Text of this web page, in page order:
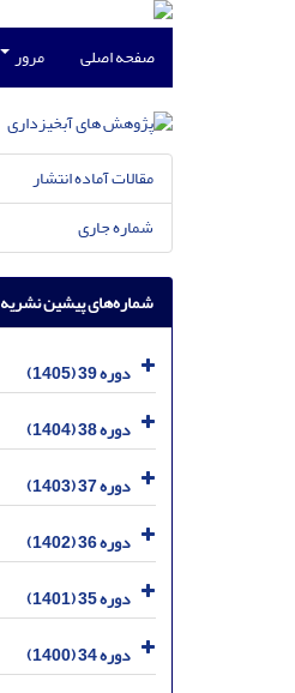
صفحه اصلی مرور
مقالات آماده انتشار
شماره جاری
شماره‌های پیشین نشریه
دوره 39 (1405)
دوره 38 (1404)
دوره 37 (1403)
دوره 36 (1402)
دوره 35 (1401)
دوره 34 (1400)